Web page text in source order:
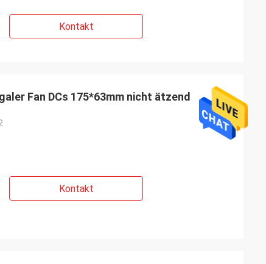
gute
Kontakt
Fan DCs 175*63mm nicht ätzend
Kontakt